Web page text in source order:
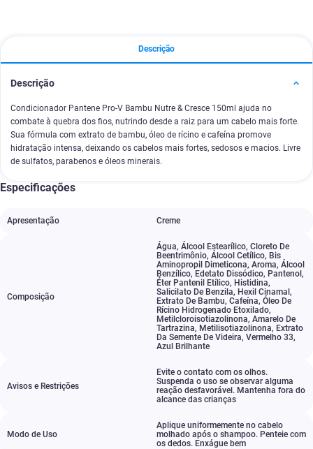
Descrição
Descrição
Condicionador Pantene Pro-V Bambu Nutre & Cresce 150ml ajuda no
combate à quebra dos fios, nutrindo desde a raiz para um cabelo mais forte.
Sua fórmula com extrato de bambu, óleo de rícino e cafeína promove
hidratação intensa, deixando os cabelos mais fortes, sedosos e macios. Livre
de sulfatos, parabenos e óleos minerais.
Especificações
Apresentação Creme
Composição
Água, Álcool Estearílico, Cloreto De
Beentrimônio, Álcool Cetílico, Bis
Aminopropil Dimeticona, Aroma, Álcool
Benzílico, Edetato Dissódico, Pantenol ,
Éter Pantenil Etílico, Histidina,
Salicilato De Benzila, Hexil Cinamal ,
Extrato De Bambu, Cafeína, Óleo De
Rícino Hidrogenado Etoxilado,
Metilcloroisotiazolinona, Amarelo De
Tartrazina, Metilisotiazolinona, Extrato
Da Semente De Videira, Vermelho 33,
Azul Brilhante
Avisos e Restrições
Evite o contato com os olhos.
Suspenda o uso se observar alguma
reação desfavorável. Mantenha fora do
alcance das crianças
Modo de Uso
Aplique uniformemente no cabelo
molhado após o shampoo. Penteie com
os dedos. Enxágue bem